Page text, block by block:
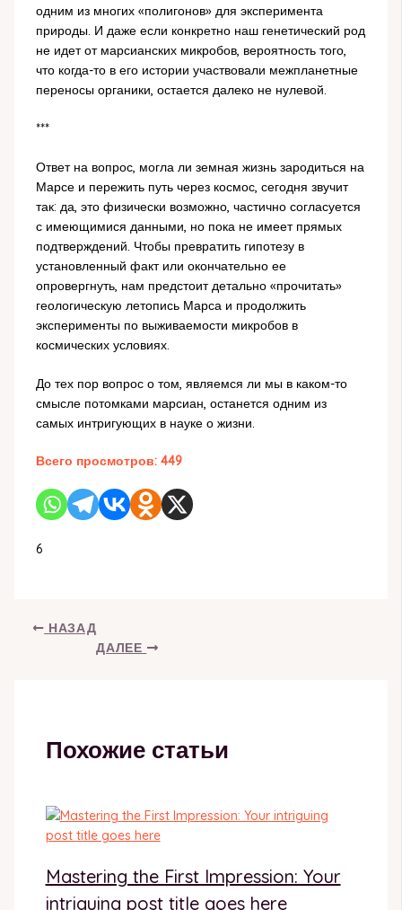
одним из многих «полигонов» для эксперимента
природы. И даже если конкретно наш генетический род
не идет от марсианских микробов, вероятность того,
что когда-то в его истории участвовали межпланетные
переносы органики, остается далеко не нулевой.
***
Ответ на вопрос, могла ли земная жизнь зародиться на
Марсе и пережить путь через космос, сегодня звучит
так: да, это физически возможно, частично согласуется
с имеющимися данными, но пока не имеет прямых
подтверждений. Чтобы превратить гипотезу в
установленный факт или окончательно ее
опровергнуть, нам предстоит детально «прочитать»
геологическую летопись Марса и продолжить
эксперименты по выживаемости микробов в
космических условиях.
До тех пор вопрос о том, являемся ли мы в каком-то
смысле потомками марсиан, останется одним из
самых интригующих в науке о жизни.
Всего просмотров: 449
6
НАЗАД
ДАЛЕЕ
Похожие статьи
Mastering the First Impression: Your
intriguing post title goes here